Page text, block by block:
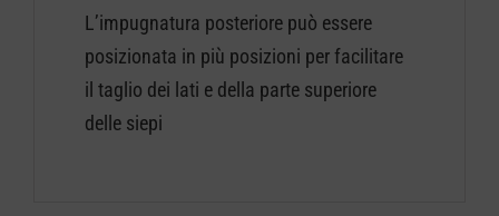
L’impugnatura posteriore può essere
posizionata in più posizioni per facilitare
il taglio dei lati e della parte superiore
delle siepi